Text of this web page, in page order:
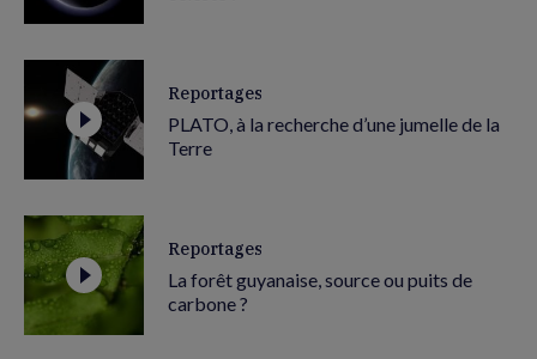
Reportages
PLATO, à la recherche d’une jumelle de la
Terre
Reportages
La forêt guyanaise, source ou puits de
carbone ?